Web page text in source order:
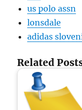
us polo assn
lonsdale
adidas
Related